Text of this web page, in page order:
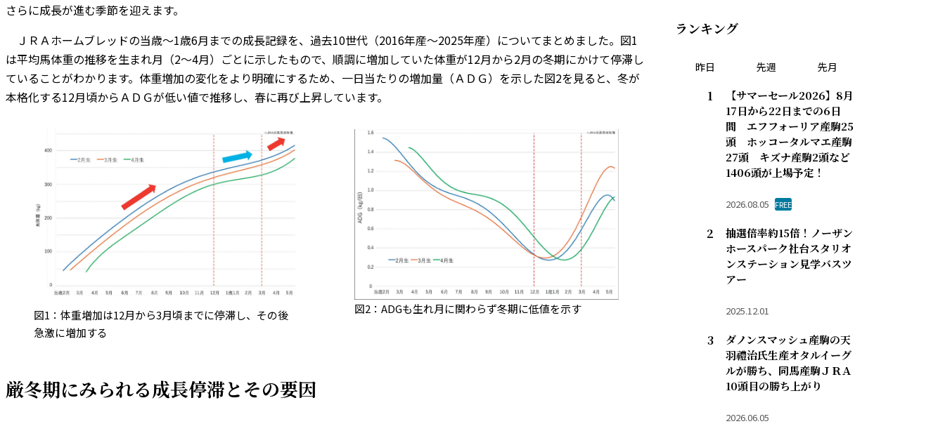
さらに成長が進む季節を迎えます。
ＪＲＡホームブレッドの当歳～1歳6月までの成長記録を、過去10世代（2016年産～2025年産）についてまとめました。図1
は平均馬体重の推移を生まれ月（2～4月）ごとに示したもので、順調に増加していた体重が12月から2月の冬期にかけて停滞し
ていることがわかります。体重増加の変化をより明確にするため、一日当たりの増加量（ＡＤＧ）を示した図2を見ると、冬が
本格化する12月頃からＡＤＧが低い値で推移し、春に再び上昇しています。
図1：体重増加は12月から3月頃までに停滞し、その後
急激に増加する
図2：ADGも生れ月に関わらず冬期に低値を示す
厳冬期にみられる成長停滞とその要因
ランキング
昨日 先週 先月
【サマーセール2026】8月
17日から22日までの6日
間 エフフォーリア産駒25
頭 ホッコータルマエ産駒
27頭 キズナ産駒2頭など
1406頭が上場予定！
2026.08.05 FREE
抽選倍率約15倍！ノーザン
ホースパーク社台スタリオ
ンステーション見学バスツ
アー
2025.12.01
ダノンスマッシュ産駒の天
羽禮治氏生産オタルイーグ
ルが勝ち、同馬産駒ＪＲＡ
10頭目の勝ち上がり
2026.06.05